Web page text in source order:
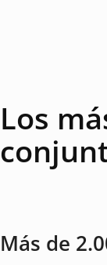
Los
Más de